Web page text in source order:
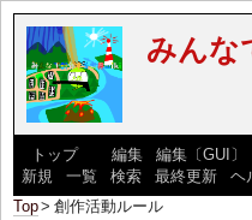
みんな
トップ] [ 編集| 編集〔GUI〕
新規
一覧 検索| 最終更新| ヘ
Top> 創作活動ルール